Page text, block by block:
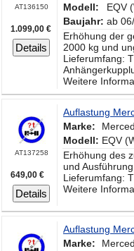
AT136150
1.099,00 €
Details
Modell:
EQV
Baujahr: ab
Erhöhung der
2000 kg und
Lieferumfang:
Weitere
AT137258
649,00 €
Details
Auflastung
Marke:
Modell: EQV
Erhöhung des
und
Lieferumfang:
Weitere
Auflastung
Marke: